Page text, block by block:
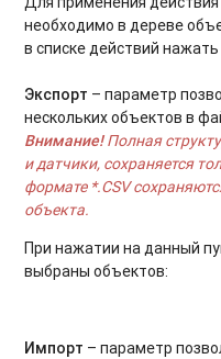
необходимо в дереве
в списке действий
Экспорт – параметр
нескольких объектов в
Внимание!Полная
и датчики, сохраняется
формате *.CSV
объекта.
При нажатии на данный
выбраны объектов:
Импорт – параметр